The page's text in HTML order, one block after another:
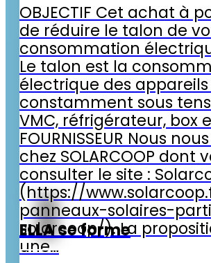
OBJECTIF Cet achat à
de réduire le talon de
consommation
Le talon est la
électrique des
constamment sous
VMC, réfrigérateur, box
FOURNISSEUR Nous
chez SOLARCOOP dont
consulter le site :
(https://
panneaux-solaires-
solarcoop/). La
une…
ELLA se forme